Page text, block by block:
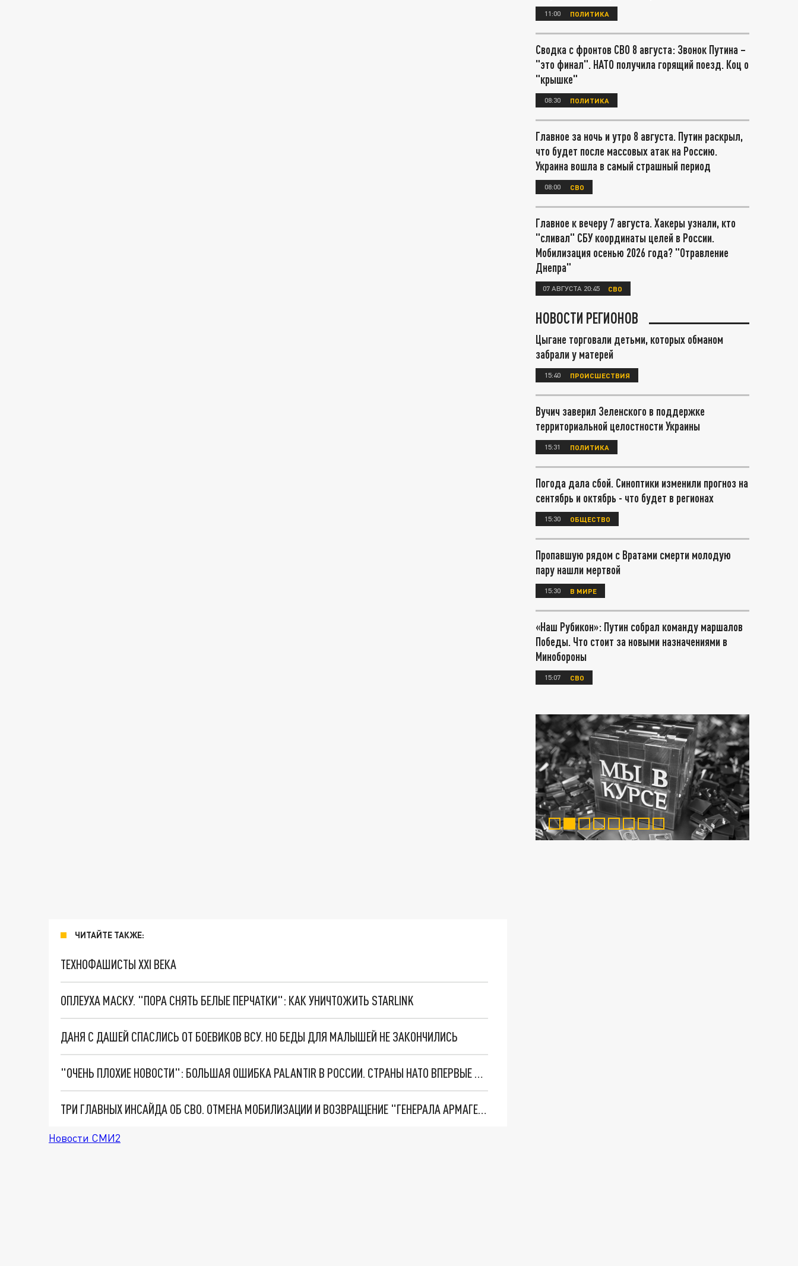
ЧИТАЙТЕ ТАКЖЕ:
ТЕХНОФАШИСТЫ XXI ВЕКА
ОПЛЕУХА МАСКУ. "ПОРА СНЯТЬ БЕЛЫЕ ПЕРЧАТКИ": КАК УНИЧТОЖИТЬ STARLINK
ДАНЯ С ДАШЕЙ СПАСЛИСЬ ОТ БОЕВИКОВ ВСУ. НО БЕДЫ ДЛЯ МАЛЫШЕЙ НЕ ЗАКОНЧИЛИСЬ
"ОЧЕНЬ ПЛОХИЕ НОВОСТИ": БОЛЬШАЯ ОШИБКА PALANTIR В РОССИИ. СТРАНЫ НАТО ВПЕРВЫЕ ЗА СВО ОСТАНОВИЛИ ПОСТАВКИ ОРУЖИЯ. ВСУ ТЕРЯЮТ ПРИГРАНИЧЬЕ?
ТРИ ГЛАВНЫХ ИНСАЙДА ОБ СВО. ОТМЕНА МОБИЛИЗАЦИИ И ВОЗВРАЩЕНИЕ "ГЕНЕРАЛА АРМАГЕДДОНА"? ОТЛИЧНЫЕ НОВОСТИ, КОТОРЫЕ ЖДАЛИ ВСЕ
Новости СМИ2
11:00 ПОЛИТИКА
Сводка с фронтов СВО 8 августа: Звонок Путина –
"это финал". НАТО получила горящий поезд. Коц о
"крышке"
08:30 ПОЛИТИКА
Главное за ночь и утро 8 августа. Путин раскрыл,
что будет после массовых атак на Россию.
Украина вошла в самый страшный период
08:00 СВО
Главное к вечеру 7 августа. Хакеры узнали, кто
"сливал" СБУ координаты целей в России.
Мобилизация осенью 2026 года? "Отравление
Днепра"
07 АВГУСТА 20:45 СВО
НОВОСТИ РЕГИОНОВ
Цыгане торговали детьми, которых обманом
забрали у матерей
15:40 ПРОИСШЕСТВИЯ
Вучич заверил Зеленского в поддержке
территориальной целостности Украины
15:31 ПОЛИТИКА
Погода дала сбой. Синоптики изменили прогноз на
сентябрь и октябрь - что будет в регионах
15:30 ОБЩЕСТВО
Пропавшую рядом с Вратами смерти молодую
пару нашли мертвой
15:30 В МИРЕ
«Наш Рубикон»: Путин собрал команду маршалов
Победы. Что стоит за новыми назначениями в
Минобороны
15:07 СВО